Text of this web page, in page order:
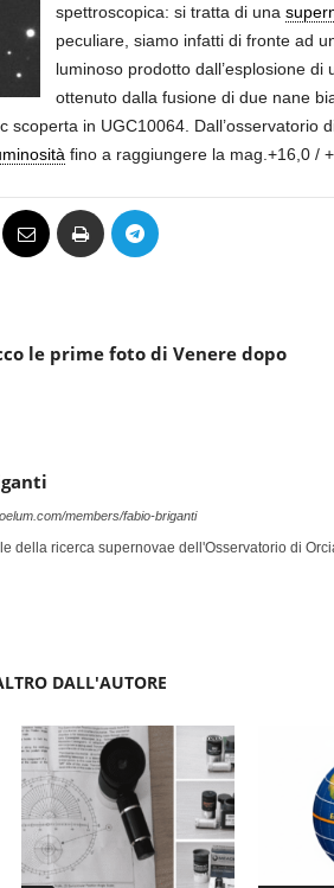
spettroscopica: si tratta di una
peculiare, siamo infatti di fronte ad
luminoso prodotto dall’esplosione di
ottenuto dalla fusione di due nane
scoperta in UGC10064. Dall’osservatorio
fino a raggiungere la mag.+16,0 /
le prime foto di Venere dopo
members/fabio-briganti
della ricerca supernovae dell'Osservatorio di
DALL'AUTORE